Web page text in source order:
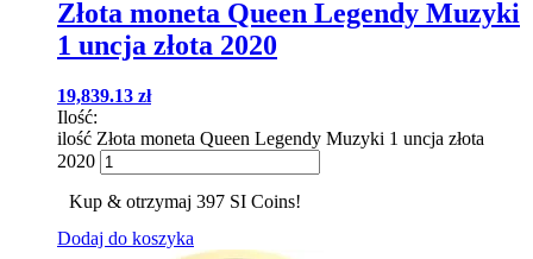
Złota moneta Queen Legendy Muzyki
1 uncja złota 2020
19,839.13 zł
Ilość:
ilość Złota moneta Queen Legendy Muzyki 1 uncja złota
2020
Kup & otrzymaj 397 SI Coins!
Dodaj do koszyka